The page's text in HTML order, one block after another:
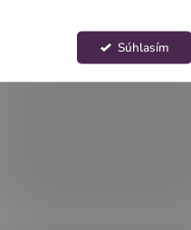
Súhlasím